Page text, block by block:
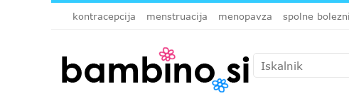
kontracepcija menstruacija menopavza spolne bolezni